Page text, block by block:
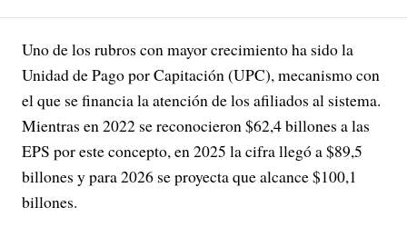
Uno de los rubros con mayor crecimiento ha sido la
Unidad de Pago por Capitación (UPC), mecanismo con
el que se financia la atención de los afiliados al sistema.
Mientras en 2022 se reconocieron $62,4 billones a las
EPS por este concepto, en 2025 la cifra llegó a $89,5
billones y para 2026 se proyecta que alcance $100,1
billones.